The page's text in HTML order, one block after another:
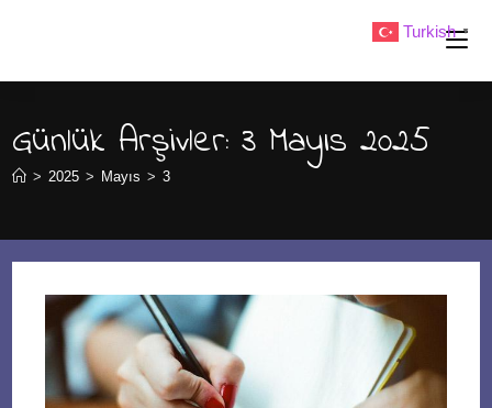
Günlük Arşivler: 3 Mayıs 2025
> 2025 > Mayıs > 3
Turkish ▼